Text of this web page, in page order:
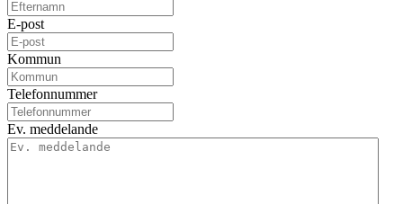
E-post
Kommun
Telefonnummer
Ev. meddelande